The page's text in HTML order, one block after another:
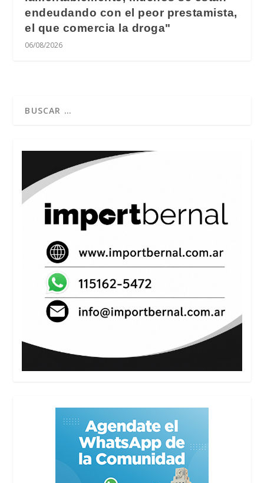
endeudando con el peor prestamista,
el que comercia la droga"
06/08/2026